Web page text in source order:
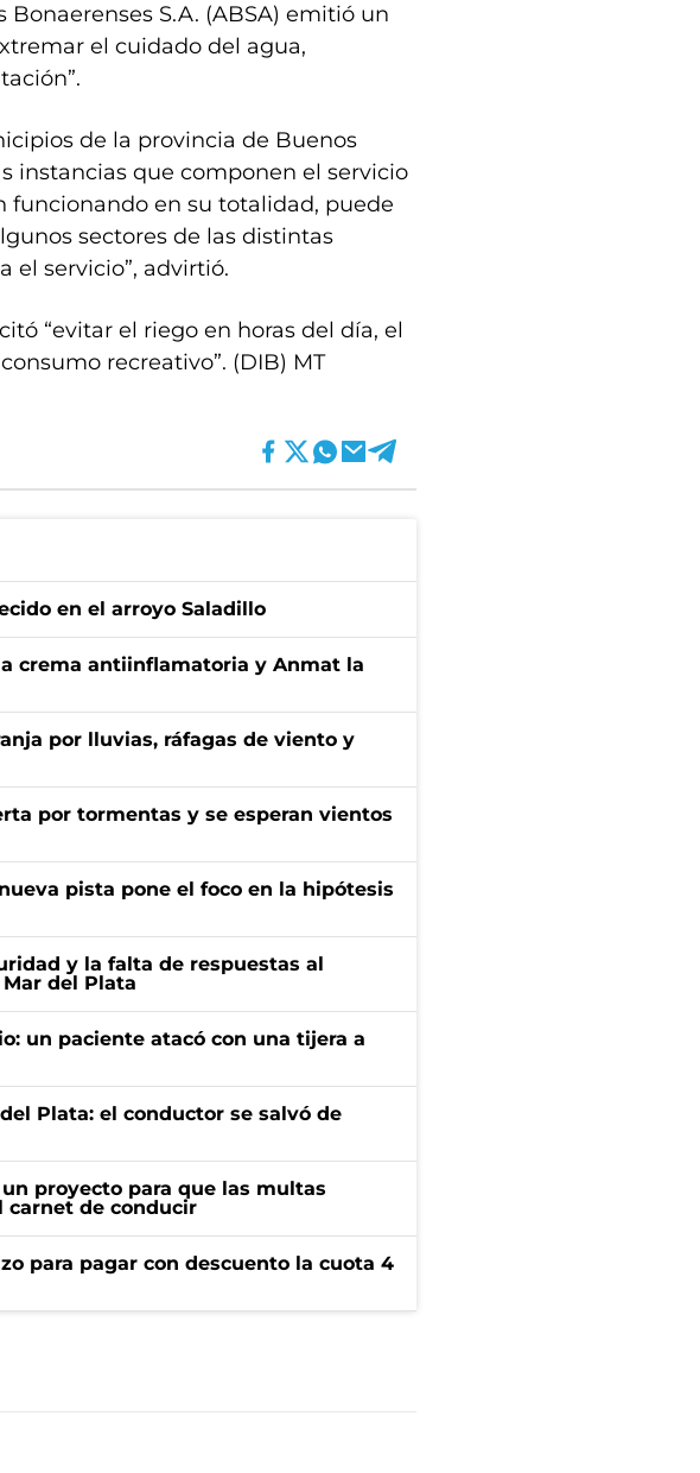
S.A. (ABSA) emitió un
el cuidado del agua,
de la provincia de Buenos
instancias que componen el servicio
funcionando en su totalidad, puede
sectores de las distintas
el servicio”, advirtió.
“evitar el riego en horas del día, el
recreativo”. (DIB) MT
en el arroyo Saladillo
crema antiinflamatoria y Anmat la
por lluvias, ráfagas de viento y
por tormentas y se esperan vientos
pista pone el foco en la hipótesis
y la falta de respuestas al
del Plata
un paciente atacó con una tijera a
Plata: el conductor se salvó de
proyecto para que las multas
carnet de conducir
para pagar con descuento la cuota 4